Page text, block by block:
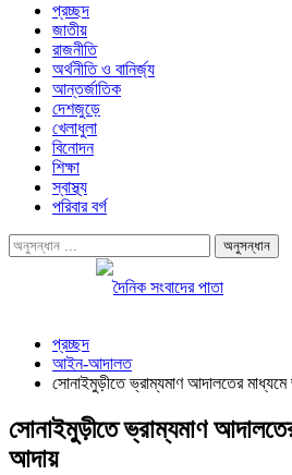
প্রচ্ছদ
জাতীয়
রাজনীতি
অর্থনীতি ও বানির্জ্য
আন্তর্জাতিক
দেশজুড়ে
খেলাধুলা
বিনোদন
শিক্ষা
স্বাস্থ্য
পরিবার বর্গ
প্রচ্ছদ
আইন-আদালত
সোনাইমুড়ীতে ভ্রাম্যমাণ আদালতের মাধ্যমে
সোনাইমুড়ীতে ভ্রাম্যমাণ
আদায়